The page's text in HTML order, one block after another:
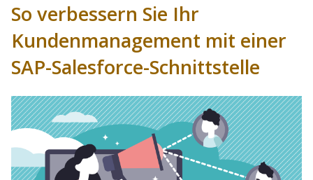
So verbessern Sie Ihr
Kundenmanagement mit einer
SAP-Salesforce-Schnittstelle